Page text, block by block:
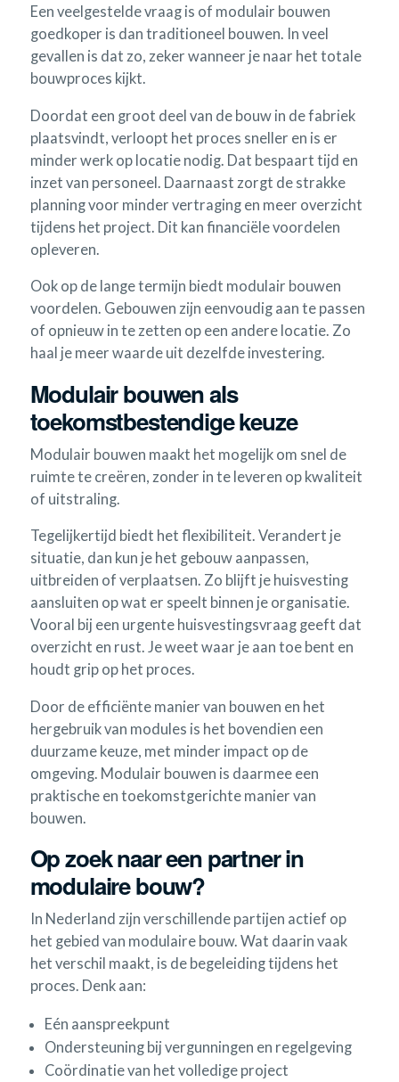
Een veelgestelde vraag is of modulair bouwen
goedkoper is dan traditioneel bouwen. In veel
gevallen is dat zo, zeker wanneer je naar het totale
bouwproces kijkt.
Doordat een groot deel van de bouw in de fabriek
plaatsvindt, verloopt het proces sneller en is er
minder werk op locatie nodig. Dat bespaart tijd en
inzet van personeel. Daarnaast zorgt de strakke
planning voor minder vertraging en meer overzicht
tijdens het project. Dit kan financiële voordelen
opleveren.
Ook op de lange termijn biedt modulair bouwen
voordelen. Gebouwen zijn eenvoudig aan te passen
of opnieuw in te zetten op een andere locatie. Zo
haal je meer waarde uit dezelfde investering.
Modulair bouwen als
toekomstbestendige keuze
Modulair bouwen maakt het mogelijk om snel de
ruimte te creëren, zonder in te leveren op kwaliteit
of uitstraling.
Tegelijkertijd biedt het flexibiliteit. Verandert je
situatie, dan kun je het gebouw aanpassen,
uitbreiden of verplaatsen. Zo blijft je huisvesting
aansluiten op wat er speelt binnen je organisatie.
Vooral bij een urgente huisvestingsvraag geeft dat
overzicht en rust. Je weet waar je aan toe bent en
houdt grip op het proces.
Door de efficiënte manier van bouwen en het
hergebruik van modules is het bovendien een
duurzame keuze, met minder impact op de
omgeving. Modulair bouwen is daarmee een
praktische en toekomstgerichte manier van
bouwen.
Op zoek naar een partner in
modulaire bouw?
In Nederland zijn verschillende partijen actief op
het gebied van modulaire bouw. Wat daarin vaak
het verschil maakt, is de begeleiding tijdens het
proces. Denk aan:
Eén aanspreekpunt
Ondersteuning bij vergunningen en regelgeving
Coördinatie van het volledige project